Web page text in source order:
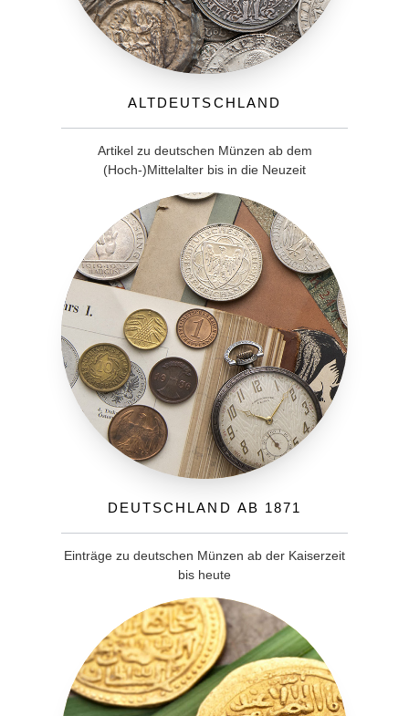
Altdeutschland
Artikel zu deutschen Münzen ab dem
(Hoch-)Mittelalter bis in die Neuzeit
Deutschland ab 1871
Einträge zu deutschen Münzen ab der Kaiserzeit
bis heute